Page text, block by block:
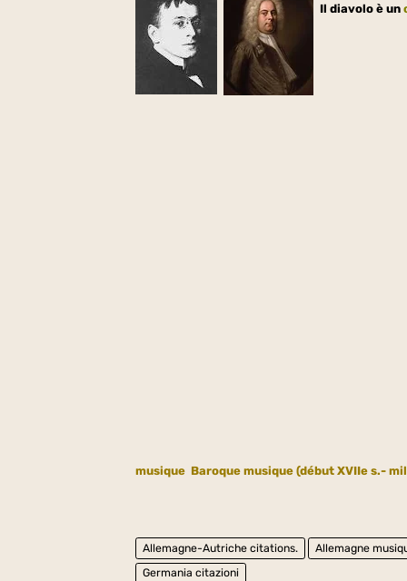
Il diavolo è un
musique Baroque musique (début XVIIe s.-
Allemagne-Autriche citations.
Allemagne
Germania citazioni